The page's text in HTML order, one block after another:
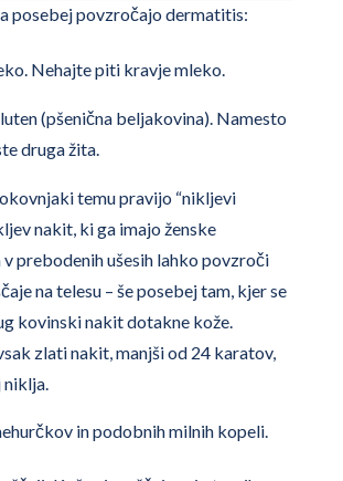
posebej povzročajo dermatitis:
Nehajte piti kravje mleko.
(pšenična beljakovina). Namesto
druga žita.
temu pravijo “nikljevi
nakit, ki ga imajo ženske
v prebodenih ušesih lahko povzroči
na telesu – še posebej tam, kjer se
kovinski nakit dotakne kože.
zlati nakit, manjši od 24 karatov,
in podobnih milnih kopeli.